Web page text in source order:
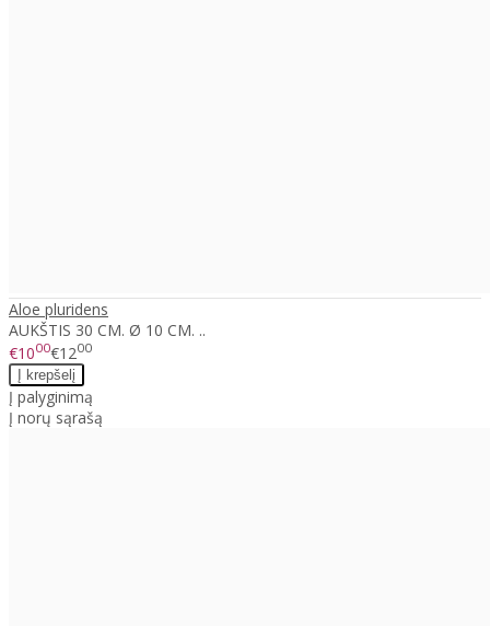
Aloe pluridens
AUKŠTIS 30 CM. Ø 10 CM. ..
€1000€1200
Į palyginimą
Į norų sąrašą